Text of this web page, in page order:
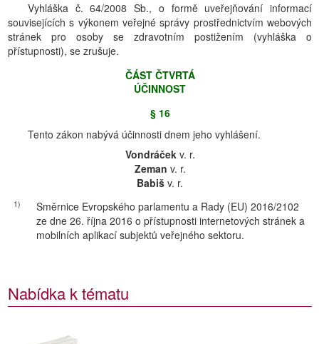
Vyhláška č. 64/2008 Sb., o formě uveřejňování informací
souvisejících s výkonem veřejné správy prostřednictvím webových
stránek pro osoby se zdravotním postižením (vyhláška o
přístupnosti), se zrušuje.
ČÁST ČTVRTÁ
ÚČINNOST
§ 16
Tento zákon nabývá účinnosti dnem jeho vyhlášení.
Vondráčekv. r.
Zeman v. r.
Babiš v. r.
1)
Směrnice Evropského parlamentu a Rady (EU) 2016/2102
ze dne 26. října 2016 o přístupnosti internetových stránek a
mobilních aplikací subjektů veřejného sektoru.
Nabídka k tématu